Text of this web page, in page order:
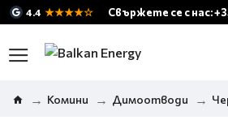
4.4 ★★★★☆ Свържете се с нас:
Комини Димоотводи